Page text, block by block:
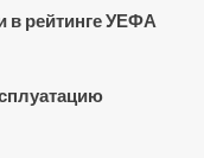
в рейтинге УЕФА